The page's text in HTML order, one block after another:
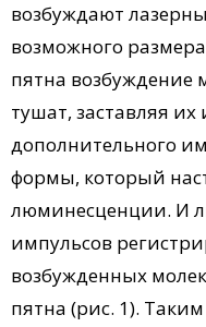
возбуждают
возможного
пятна возбуждение
тушат, заставляя
дополнительного
формы, который
люминесценции. И
импульсов
возбужденных
пятна (рис. 1).